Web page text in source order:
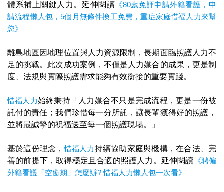
體系補上關鍵人力。延伸閱讀 《80歲免評申請外籍看護，申
請流程懶人包，5個月無條件換工免費，重症家庭惜福人力來幫
您》
離島地區因地理位置與人力資源限制，長期面臨照護人力不
足的挑戰。此次成功案例，不僅是人力媒合的成果，更是制
度、法規與實際照護需求能夠有效銜接的重要實踐。
惜福人力始終秉持「人力媒合不只是完成流程，更是一份被
託付的責任；我們珍惜每一分所託，讓長輩獲得好的照護，
並將最誠摯的祝福送至每一個照護現場。」
基於這份理念，惜福人力持續協助家庭與機構，在合法、完
善的前提下，取得穩定且合適的照護人力。延伸閱讀 《聘僱
外籍看護「空窗期」怎麼辦? 惜福人力懶人包一次看》